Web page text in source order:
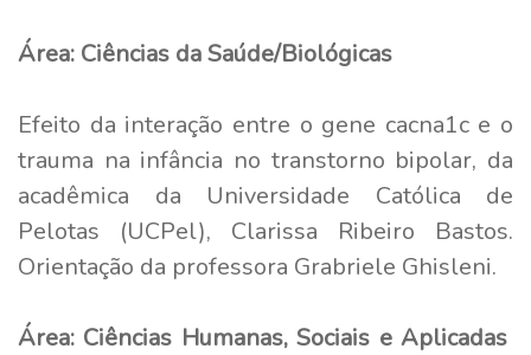
Área: Ciências da Saúde/Biológicas
Efeito da interação entre o gene cacna1c e o
trauma na infância no transtorno bipolar, da
acadêmica da Universidade Católica de
Pelotas (UCPel), Clarissa Ribeiro Bastos.
Orientação da professora Grabriele Ghisleni.
Área: Ciências Humanas, Sociais e Aplicadas